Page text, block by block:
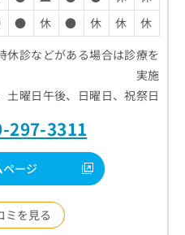
● 休 ● 休 休
休
診などがある場合は診療を
実施
土曜日午後、日曜日、祝祭日
297-3311
ページ
ミを見る